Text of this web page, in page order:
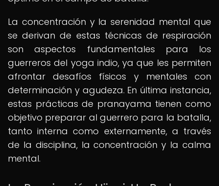
La concentración y la serenidad mental que
se derivan de estas técnicas de respiración
son aspectos fundamentales para los
guerreros del yoga indio, ya que les permiten
afrontar desafíos físicos y mentales con
determinación y agudeza. En última instancia,
estas prácticas de pranayama tienen como
objetivo preparar al guerrero para la batalla,
tanto interna como externamente, a través
de la disciplina, la concentración y la calma
mental.